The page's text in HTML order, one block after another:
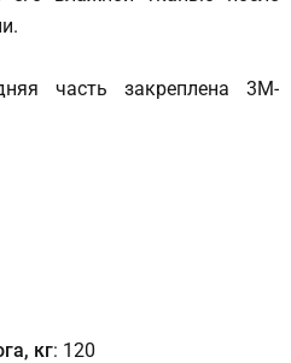
часть закреплена 3M-
кг: 120